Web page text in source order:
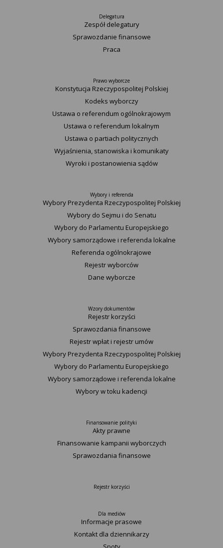
Delegatura
Zespół delegatury
Sprawozdanie finansowe
Praca
Prawo wyborcze
Konstytucja Rzeczypospolitej Polskiej​
Kodeks wyborczy
Ustawa o referendum ogólnokrajowym
Ustawa o referendum lokalnym
Ustawa o partiach politycznych
Wyjaśnienia, stanowiska i komunikaty
Wyroki i postanowienia sądów
Wybory i referenda
Wybory Prezydenta Rzeczypospolitej Polskiej
Wybory do Sejmu i do Senatu
Wybory do Parlamentu Europejskiego
Wybory samorządowe i referenda lokalne
Referenda ogólnokrajowe
Rejestr wyborców
Dane wyborcze
Wzory dokumentów
Rejestr korzyści
Sprawozdania finansowe
Rejestr wpłat i rejestr umów
Wybory Prezydenta Rzeczypospolitej Polskiej
Wybory do Parlamentu Europejskiego
Wybory samorządowe i referenda lokalne
Wybory w toku kadencji
Finansowanie polityki
Akty prawne
Finansowanie kampanii wyborczych
Sprawozdania finansowe
Rejestr korzyści
Dla mediów
Informacje prasowe
Kontakt dla dziennikarzy